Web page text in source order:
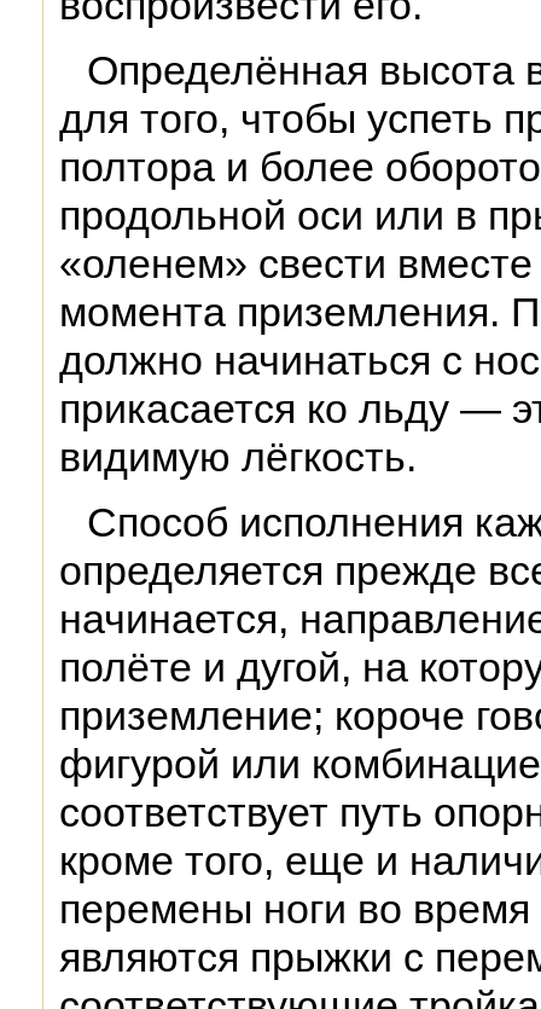
Определённая высота
для того, чтобы успеть
полтора и более
продольной оси или в
«оленем» свести
момента приземления.
должно начинаться с
прикасается ко льду —
видимую лёгкость.
Способ исполнения
определяется прежде
начинается,
полёте и дугой, на
приземление; короче
фигурой или
соответствует путь
кроме того, еще и
перемены ноги во
являются прыжки с